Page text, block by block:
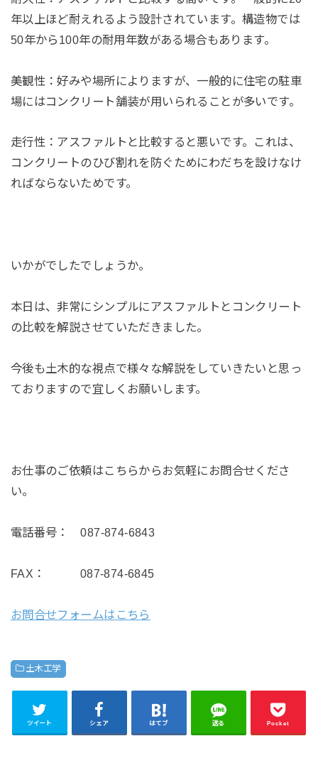
年以上ほど耐えれるよう設計されています。構造物では
50年から100年の耐用年数がある場合もあります。
美観性：好みや場所によりますが、一般的に住宅の駐車
場にはコンクリート舗装が用いられることが多いです。
走行性： アスファルトと比較すると悪いです。これは、
コンクリートのひび割れを防ぐためにわだちを設けなけ
ればならないためです。
いかがでしたでしょうか。
本日は、非常にシンプルにアスファルトとコンクリート
の比較を解説させていただきました。
今後も土木的な視点で様々な解説をしていきたいと思っ
ておりますので宜しくお願いします。
お仕事のご依頼はこちらからお気軽にお問合せくださ
い。
電話番号： 087-874-6843
FAX： 087-874-6845
お問合せフォームはこちら
土木工学
ツイート シェア はてブ 送る Pocket